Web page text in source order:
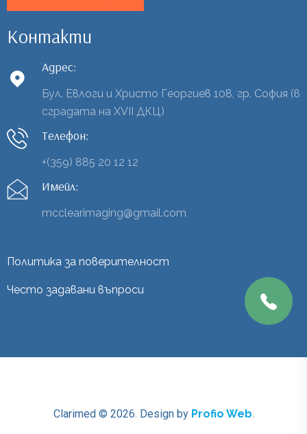
Контакти
Адрес:
Бул. Евлоги и Христо Георгиев 108, гр. София (в
сградата на XVII ДКЦ)
Телефон:
+(359) 885 20 12 12
Имейл:
mcclearimaging@gmail.com
Политика за поверителност
Често задавани въпроси
Clarimed © 2026. Design by Profio Web.